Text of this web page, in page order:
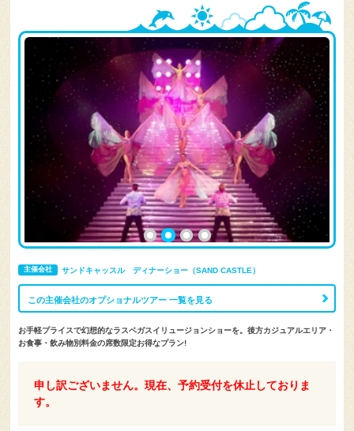
主催会社 サンドキャッスル ディナーショー（SAND CASTLE）
この主催会社のオプショナルツアー 一覧を見る
お手軽プライスで幻想的なラスベガスイリュージョンショーを。後方カジュアルエリア・
お食事・飲み物別料金の席数限定お得なプラン!
申し訳ございません。現在、予約受付を休止しておりま
す。